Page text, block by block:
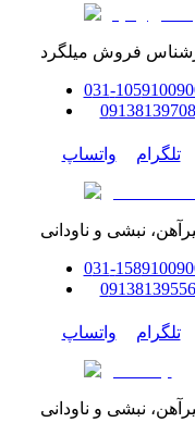
فروش میلگرد
-
031
09138139708
تلگرام واتساپ
نبشی و ناودانی
-
031
09138139556
تلگرام واتساپ
نبشی و ناودانی